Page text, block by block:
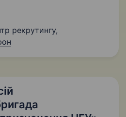
рекрутингу,